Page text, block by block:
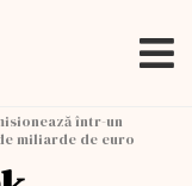
într-un
miliarde de euro